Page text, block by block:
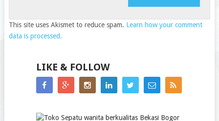
This site uses Akismet to reduce spam. Learn how your comment
data is processed.
LIKE & FOLLOW